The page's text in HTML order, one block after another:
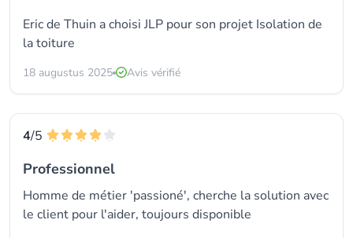
Eric de Thuin a choisiJLP pour son projet Isolation de
la toiture
18 augustus 2025 Avis vérifié
4/5
Professionnel
Homme de métier 'passioné', cherche la solution avec
le client pour l'aider, toujours disponible